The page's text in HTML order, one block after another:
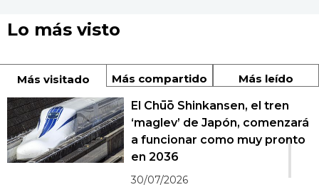
Lo más visto
Más visitado Más compartido Más leído
1
El Chūō Shinkansen, el tren
‘maglev’ de Japón, comenzará
a funcionar como muy pronto
en 2036
30/07/2026